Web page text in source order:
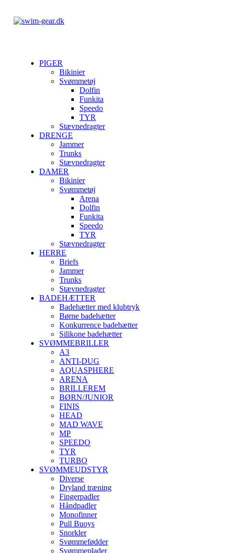
PIGER
Bikinier
Svømmetøj
Dolfin
Funkita
Speedo
TYR
Stævnedragter
DRENGE
Jammer
Trunks
Stævnedragter
DAMER
Bikinier
Svømmetøj
Arena
Dolfin
Funkita
Speedo
TYR
Stævnedragter
HERRE
Briefs
Jammer
Trunks
Stævnedragter
BADEHÆTTER
Badehætter med klubtryk
Børne badehætter
Konkurrence badehætter
Silikone badehætter
SVØMMEBRILLER
A3
ANTI-DUG
AQUASPHERE
ARENA
BRILLEREM
BØRN/JUNIOR
FINIS
HEAD
MAD WAVE
MP
SPEEDO
TYR
TURBO
SVØMMEUDSTYR
Diverse
Dryland træning
Fingerpadler
Håndpadler
Monofinner
Pull Buoys
Snorkler
Svømmefødder
Svømmeplader